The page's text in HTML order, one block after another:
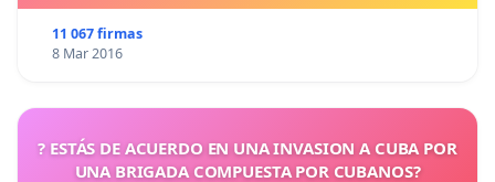
11 067 firmas
8 Mar 2016
? ESTÁS DE ACUERDO EN UNA INVASION A CUBA POR
UNA BRIGADA COMPUESTA POR CUBANOS?